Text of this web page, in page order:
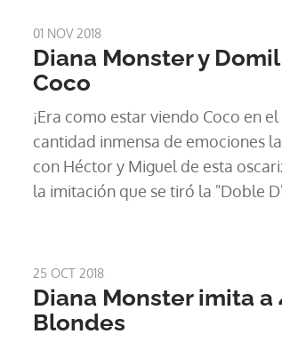
01 NOV 2018
Diana Monster y
Coco
¡Era como estar viendo Coco en
cantidad inmensa de emociones
con Héctor y Miguel de esta
la imitación que se tiró la "Doble
25 OCT 2018
Diana Monster imita a
Blondes